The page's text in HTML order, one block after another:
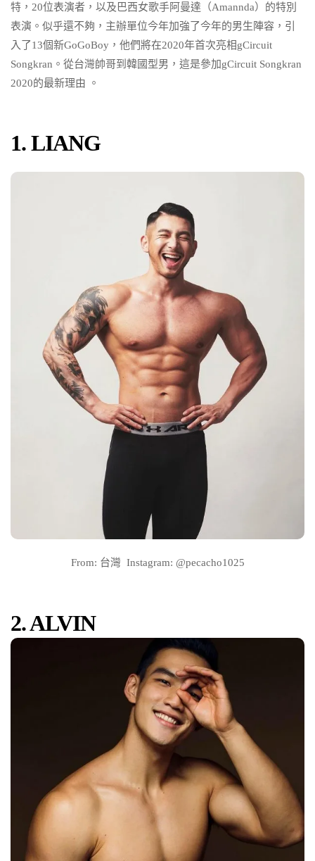
特，20位表演者，以及巴西女歌手阿曼達（Amannda）的特別
表演。似乎還不夠，主辦單位今年加強了今年的男生陣容，引
入了13個新GoGoBoy ，他們將在2020年首次亮相gCircuit
Songkran。從台灣帥哥到韓國型男，這是參加gCircuit Songkran
2020的最新理由 。
1. LIANG
From: 台灣 Instagram: @pecacho1025
2. ALVIN